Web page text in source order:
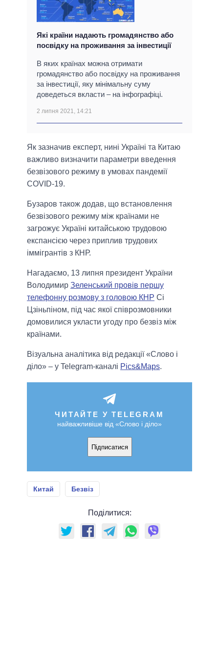
Які країни надають громадянство або
посвідку на проживання за інвестиції
В яких країнах можна отримати
громадянство або посвідку на проживання
за інвестиції, яку мінімальну суму
доведеться вкласти – на інфографіці.
2 липня 2021, 14:21
Як зазначив експерт, нині Україні та Китаю
важливо визначити параметри введення
безвізового режиму в умовах пандемії
COVID-19.
Бузаров також додав, що встановлення
безвізового режиму між країнами не
загрожує Україні китайською трудовою
експансією через приплив трудових
іммігрантів з КНР.
Нагадаємо, 13 липня президент України
Володимир Зеленський провів першу
телефонну розмову з головою КНР Сі
Цзіньпіном, під час якої співрозмовники
домовилися укласти угоду про безвіз між
країнами.
Візуальна аналітика від редакції «Слово і
діло» – у Telegram-каналі Pics&Maps.
ЧИТАЙТЕ У TELEGRAM
найважливіше від «Слово і діло»
Підписатися
Китай Безвіз
Поділитися: